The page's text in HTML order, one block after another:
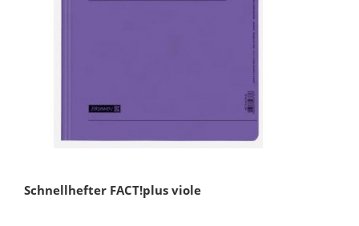
Schnellhefter FACT!plus viole